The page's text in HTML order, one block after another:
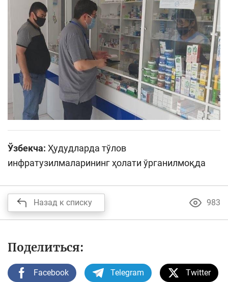
Ўзбекча: Ҳудудларда тўлов
инфратузилмаларининг ҳолати ўрганилмоқда
Назад к списку 983
Поделиться:
Facebook Telegram Twitter